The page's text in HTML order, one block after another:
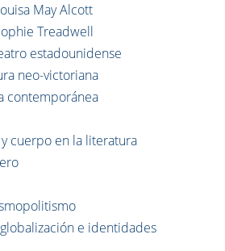
May Alcott
Treadwell
estadounidense
neo-victoriana
contemporánea
cuerpo en la literatura
e identidades